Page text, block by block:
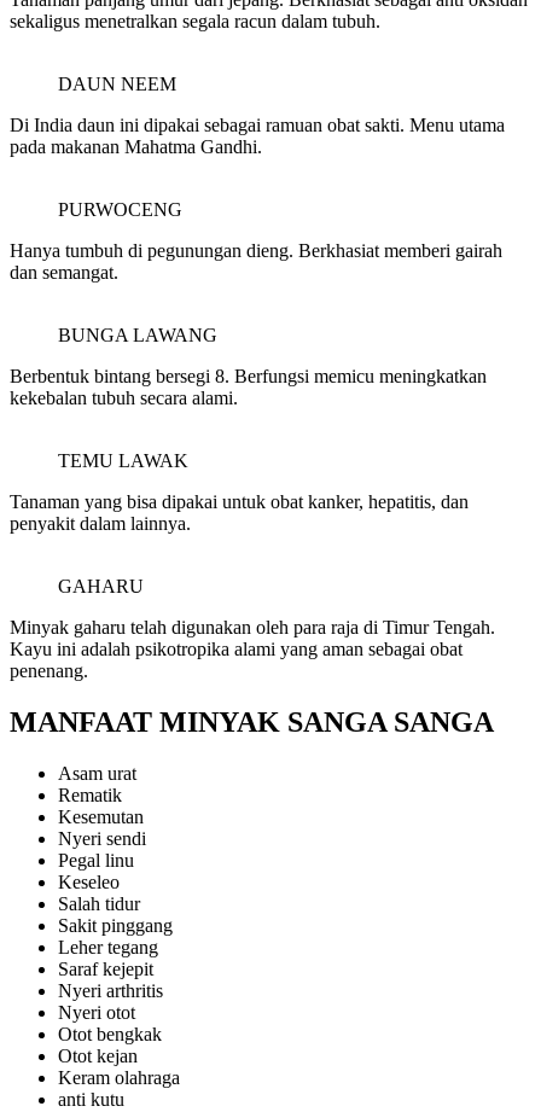
sekaligus menetralkan segala racun dalam tubuh.
DAUN NEEM
Di India daun ini dipakai sebagai ramuan obat sakti. Menu utama
pada makanan Mahatma Gandhi.
PURWOCENG
Hanya tumbuh di pegunungan dieng. Berkhasiat memberi gairah
dan semangat.
BUNGA LAWANG
Berbentuk bintang bersegi 8. Berfungsi memicu meningkatkan
kekebalan tubuh secara alami.
TEMU LAWAK
Tanaman yang bisa dipakai untuk obat kanker, hepatitis, dan
penyakit dalam lainnya.
GAHARU
Minyak gaharu telah digunakan oleh para raja di Timur Tengah.
Kayu ini adalah psikotropika alami yang aman sebagai obat
penenang.
MANFAAT MINYAK SANGA SANGA
Asam urat
Rematik
Kesemutan
Nyeri sendi
Pegal linu
Keseleo
Salah tidur
Sakit pinggang
Leher tegang
Saraf kejepit
Nyeri arthritis
Nyeri otot
Otot bengkak
Otot kejan
Keram olahraga
anti kutu